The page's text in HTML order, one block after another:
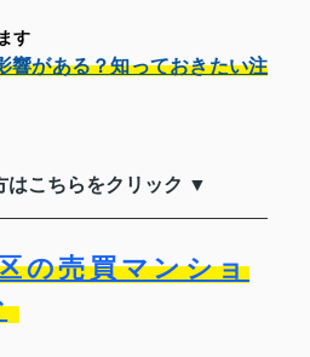
す
響がある？知っておきたい注
はこちらをクリック ▼
の売買マンショ